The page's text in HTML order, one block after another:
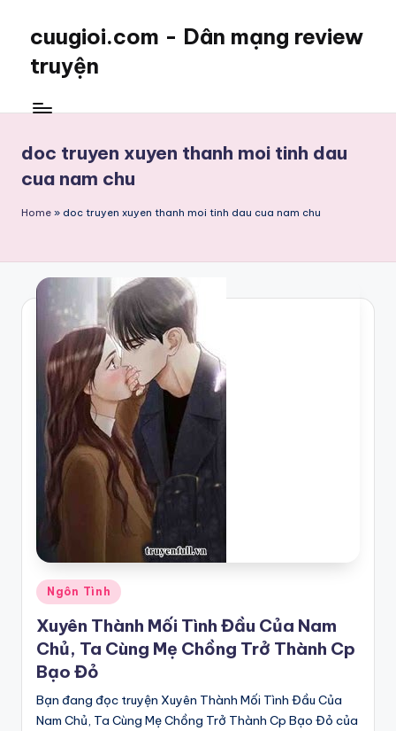
cuugioi.com - Dân mạng review
truyện
doc truyen xuyen thanh moi tinh dau
cua nam chu
Home » doc truyen xuyen thanh moi tinh dau cua nam chu
Posted
in
Ngôn Tình
Xuyên Thành Mối Tình Đầu Của Nam
Chủ, Ta Cùng Mẹ Chồng Trở Thành Cp
Bạo Đỏ
Bạn đang đọc truyện Xuyên Thành Mối Tình Đầu Của
Nam Chủ, Ta Cùng Mẹ Chồng Trở Thành Cp Bạo Đỏ của